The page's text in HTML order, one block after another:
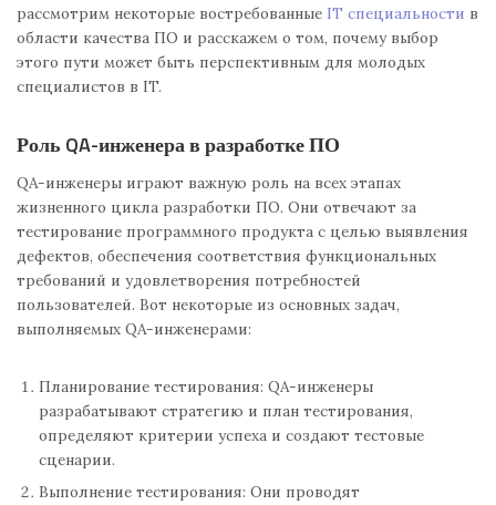
рассмотрим некоторые востребованные IT специальности в
области качества ПО и расскажем о том, почему выбор
этого пути может быть перспективным для молодых
специалистов в IT.
Роль QA-инженера в разработке ПО
QA-инженеры играют важную роль на всех этапах
жизненного цикла разработки ПО. Они отвечают за
тестирование программного продукта с целью выявления
дефектов, обеспечения соответствия функциональных
требований и удовлетворения потребностей
пользователей. Вот некоторые из основных задач,
выполняемых QA-инженерами:
Планирование тестирования: QA-инженеры
разрабатывают стратегию и план тестирования,
определяют критерии успеха и создают тестовые
сценарии.
Выполнение тестирования: Они проводят